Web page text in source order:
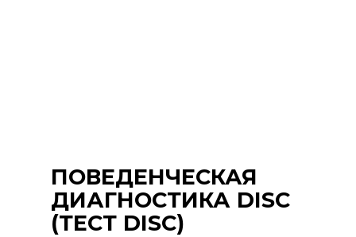
ПОВЕДЕНЧЕСКАЯ
ДИАГНОСТИКА DISC
(ТЕСТ DISC)